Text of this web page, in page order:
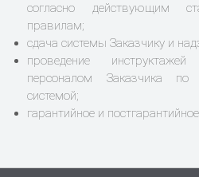
согласно действующим
правилам;
сдача системы Заказчику и
проведение
персоналом Заказчика
системой;
гарантийное и